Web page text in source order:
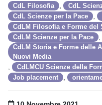
CdL Filosofia , CdL
CdL Scienze per la Pace ,
CdLM Filosofia e Forme del
CdLM Scienze per la Pace ,
CdLM Storia e Forme delle
Nuovi Media
, CdLMCU Scienze della
Job placement ,